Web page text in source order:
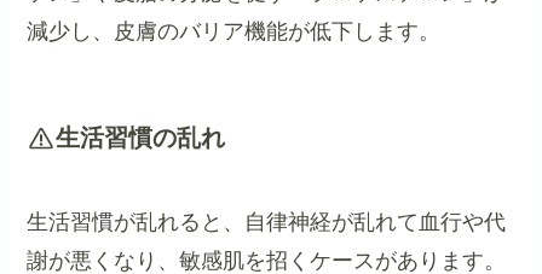
減少し、皮膚のバリア機能が低下します。
生活習慣の乱れ
生活習慣が乱れると、自律神経が乱れて血行や代
謝が悪くなり、敏感肌を招くケースがあります。